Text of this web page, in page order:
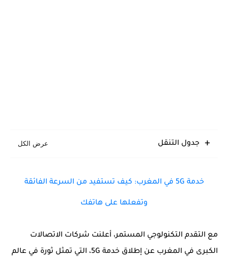
جدول التنقل
خدمة 5G في المغرب: كيف تستفيد من السرعة الفائقة
وتفعلها على هاتفك
مع التقدم التكنولوجي المستمر، أعلنت شركات الاتصالات
الكبرى في المغرب عن إطلاق خدمة 5G، التي تمثل ثورة في عالم